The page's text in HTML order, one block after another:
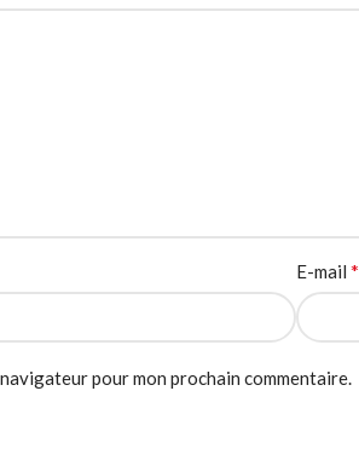
E-mail *
pour mon prochain commentaire.